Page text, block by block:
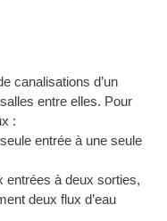
canalisations d’un
entre elles. Pour
:
entrée à une seule
entrées à deux sorties,
deux flux d’eau